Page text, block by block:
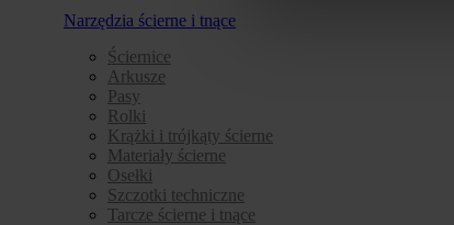
Narzędzia ścierne i tnące
Ściernice
Arkusze
Pasy
Rolki
Krążki i trójkąty ścierne
Materiały ścierne
Osełki
Szczotki techniczne
Tarcze ścierne i tnące